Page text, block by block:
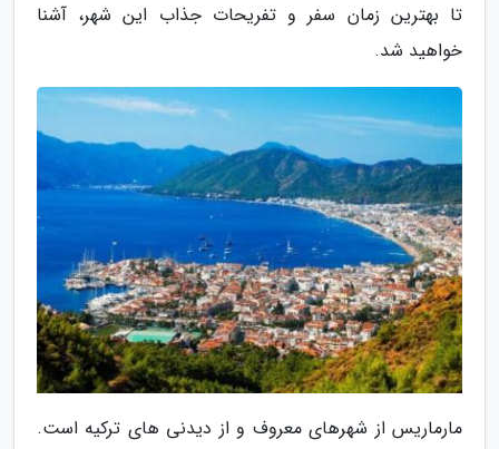
تا بهترین زمان سفر و تفریحات جذاب این شهر، آشنا
خواهید شد.
مارماریس از شهرهای معروف و از دیدنی های ترکیه است.